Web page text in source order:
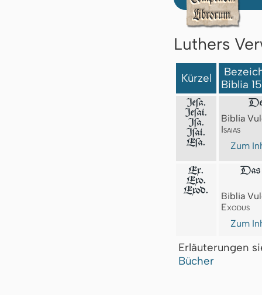
Luthers
Kürzel
Biblia
Jeſa.
Jeſai.
Jſa.
Iſai.
Eſa.
Biblia
Isaias
Zum
Ex.
Exo.
Exod.
Das
Biblia
Exodus
Zum
Erläuterungen
Bücher